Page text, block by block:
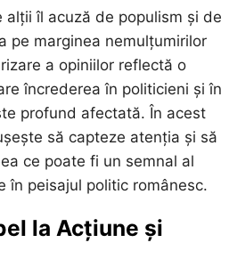
alții îl acuză de populism și de
pe marginea nemulțumirilor
a opiniilor reflectă o
încrederea în politicieni și în
profund afectată. În acest
să capteze atenția și să
ce poate fi un semnal al
în peisajul politic românesc.
la Acțiune și